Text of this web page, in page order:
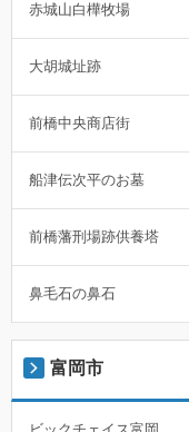
赤城山白樺牧場
大胡城址跡
前橋中央商店街
船津伝次平のお墓
前橋藩刑場跡供養塔
鼻毛石の鼻石
富岡市